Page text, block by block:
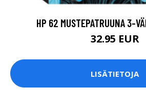
HP 62 MUSTEPATRUUNA 3-
32.95 EUR
LISÄTIETOJA